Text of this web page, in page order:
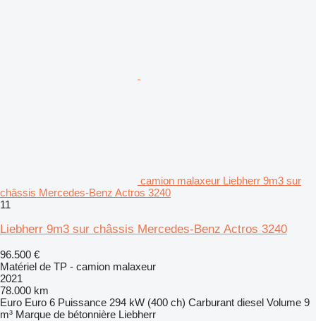
camion malaxeur Liebherr 9m3 sur
châssis Mercedes-Benz Actros 3240
11
Liebherr 9m3 sur châssis Mercedes-Benz Actros 3240
96.500 €
Matériel de TP - camion malaxeur
2021
78.000 km
Euro Euro 6 Puissance 294 kW (400 ch) Carburant diesel Volume 9
m³ Marque de bétonnière Liebherr